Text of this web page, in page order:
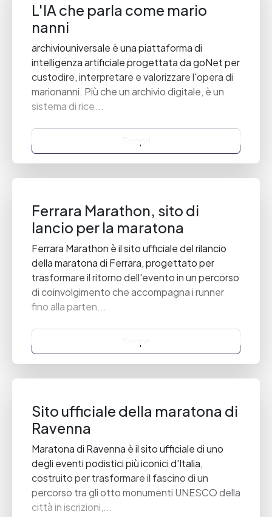
L'IA che parla come mario
nanni
archiviouniversale è una piattaforma di
intelligenza artificiale progettata da goNet per
custodire, interpretare e valorizzare l'opera di
marionanni. Più che un archivio digitale, è un
sistema di rice...
Ferrara Marathon, sito di
lancio per la maratona
Ferrara Marathon è il sito ufficiale del rilancio
della maratona di Ferrara, progettato per
trasformare il ritorno dell'evento in un percorso
di coinvolgimento che accompagna i runner
fino alla parten...
Sito ufficiale della maratona di
Ravenna
Maratona di Ravenna è il sito ufficiale di uno
degli eventi podistici più iconici d'Italia,
costruito per trasformare il fascino di un
percorso tra gli otto monumenti UNESCO della
città in iscrizioni,...